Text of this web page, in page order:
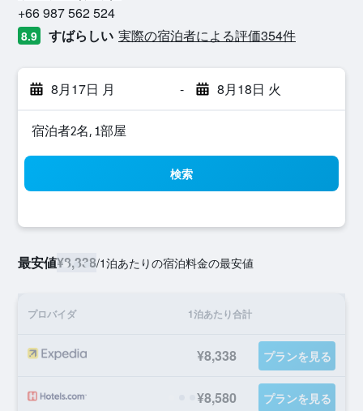
+66 987 562 524
8.9 すばらしい 実際の宿泊者による評価354​件
8月17日 月 - 8月18日 火
宿泊者2名, 1​部屋
検索
最安値¥8,338/1泊あたりの宿泊料金の最安値
プロバイダ 1泊あたり合計
¥8,338 プランを見る
¥8,580 プランを見る